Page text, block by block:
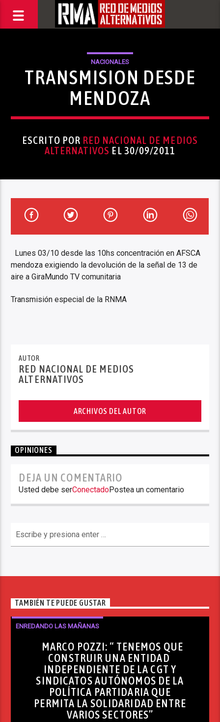
NACIONALES
TRANSMISION DESDE
MENDOZA
ESCRITO POR RED NACIONAL DE MEDIOS
ALTERNATIVOS EL 30/09/2011
Lunes 03/10 desde las 10hs concentración en AFSCA
mendoza exigiendo la devolución de la señal de 13 de
aire a GiraMundo TV comunitaria
Transmisión especial de la RNMA
AUTOR
RED NACIONAL DE MEDIOS
ALTERNATIVOS
ARCHIVOS DEL AUTOR
OPINIONES
DEJA UN COMENTARIO
Usted debe serConectadoPostea un comentario
TAMBIÉN TE PUEDE GUSTAR
ENREDANDO LAS MAÑANAS
MARCO POZZI: “ TENEMOS QUE
CONSTRUIR UNA ENTIDAD
INDEPENDIENTE DE LA CGT Y
SINDICATOS AUTÓNOMOS DE LA
POLÍTICA PARTIDARIA QUE
PERMITA LA SOLIDARIDAD ENTRE
VARIOS SECTORES”